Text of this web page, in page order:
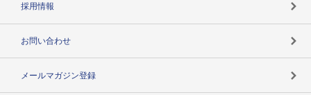
採用情報
お問い合わせ
メールマガジン登録